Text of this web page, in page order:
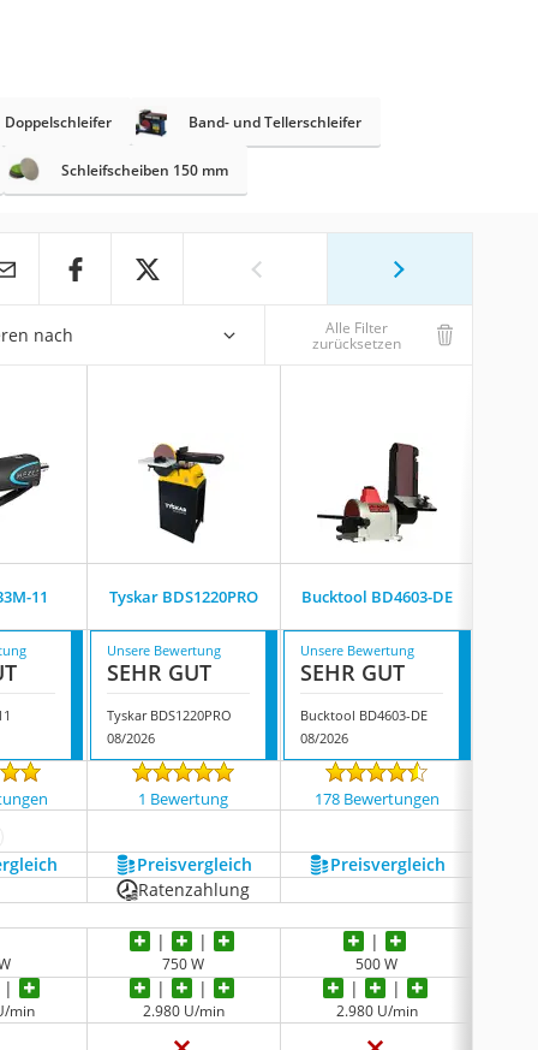
Doppelschleifer Band- und Tellerschleifer
Schleifscheiben 150 mm
nach Alle Filter
zurücksetzen
11 Tyskar BDS1220PRO Bucktool ‎BD4603-DE
Unsere Bewertung
SEHR GUT
Tyskar BDS1220PRO
08/2026
Unsere Bewertung
SEHR GUT
Bucktool ‎BD4603-DE
08/2026
1 Bewertung 178 Bewertungen
anzeigen
Preis­vergleich Preis­vergleich
Ratenzahlung
750 W 500 W
min 2.980 U/min 2.980 U/min